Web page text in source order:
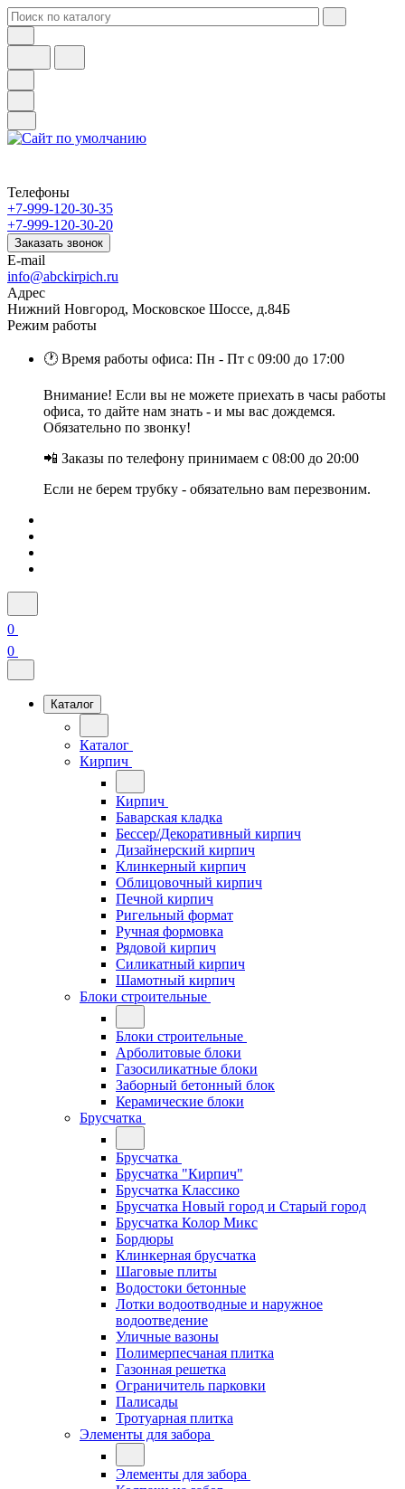
Телефоны
+7-999-120-30-35
+7-999-120-30-20
Заказать звонок
E-mail
info@abckirpich.ru
Адрес
Нижний Новгород, Московское Шоссе, д.84Б
Режим работы
🕐 Время работы офиса: Пн - Пт с 09:00 до 17:00
Внимание! Если вы не можете приехать в часы работы
офиса, то дайте нам знать - и мы вас дождемся.
Обязательно по звонку!
📲 Заказы по телефону принимаем с 08:00 до 20:00
Если не берем трубку - обязательно вам перезвоним.
0
0
Каталог
Каталог
Кирпич
Кирпич
Баварская кладка
Бессер/Декоративный кирпич
Дизайнерский кирпич
Клинкерный кирпич
Облицовочный кирпич
Печной кирпич
Ригельный формат
Ручная формовка
Рядовой кирпич
Силикатный кирпич
Шамотный кирпич
Блоки строительные
Блоки строительные
Арболитовые блоки
Газосиликатные блоки
Заборный бетонный блок
Керамические блоки
Брусчатка
Брусчатка
Брусчатка "Кирпич"
Брусчатка Классико
Брусчатка Новый город и Старый город
Брусчатка Колор Микс
Бордюры
Клинкерная брусчатка
Шаговые плиты
Водостоки бетонные
Лотки водоотводные и наружное
водоотведение
Уличные вазоны
Полимерпесчаная плитка
Газонная решетка
Ограничитель парковки
Палисады
Тротуарная плитка
Элементы для забора
Элементы для забора